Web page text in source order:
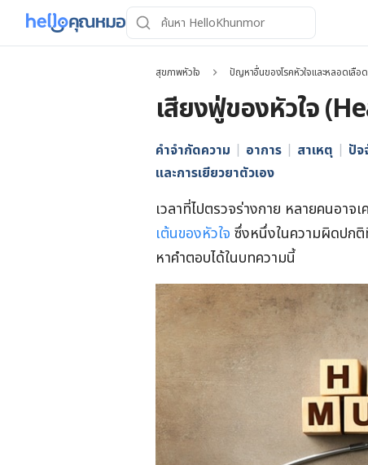
สุขภาพหัวใจ ปัญหาอื่นของโรคหัวใจและหลอดเลือด
เสียงฟู่ของหัวใจ
คำจำกัดความ อาการ สาเหตุ ปัจ
และการเยียวยาตัวเอง
เวลาที่ไปตรวจร่างกาย หลายคนอ
เต้นของหัวใจ ซึ่งหนึ่งในความผิดปกติ
หาคำตอบได้ในบทความนี้